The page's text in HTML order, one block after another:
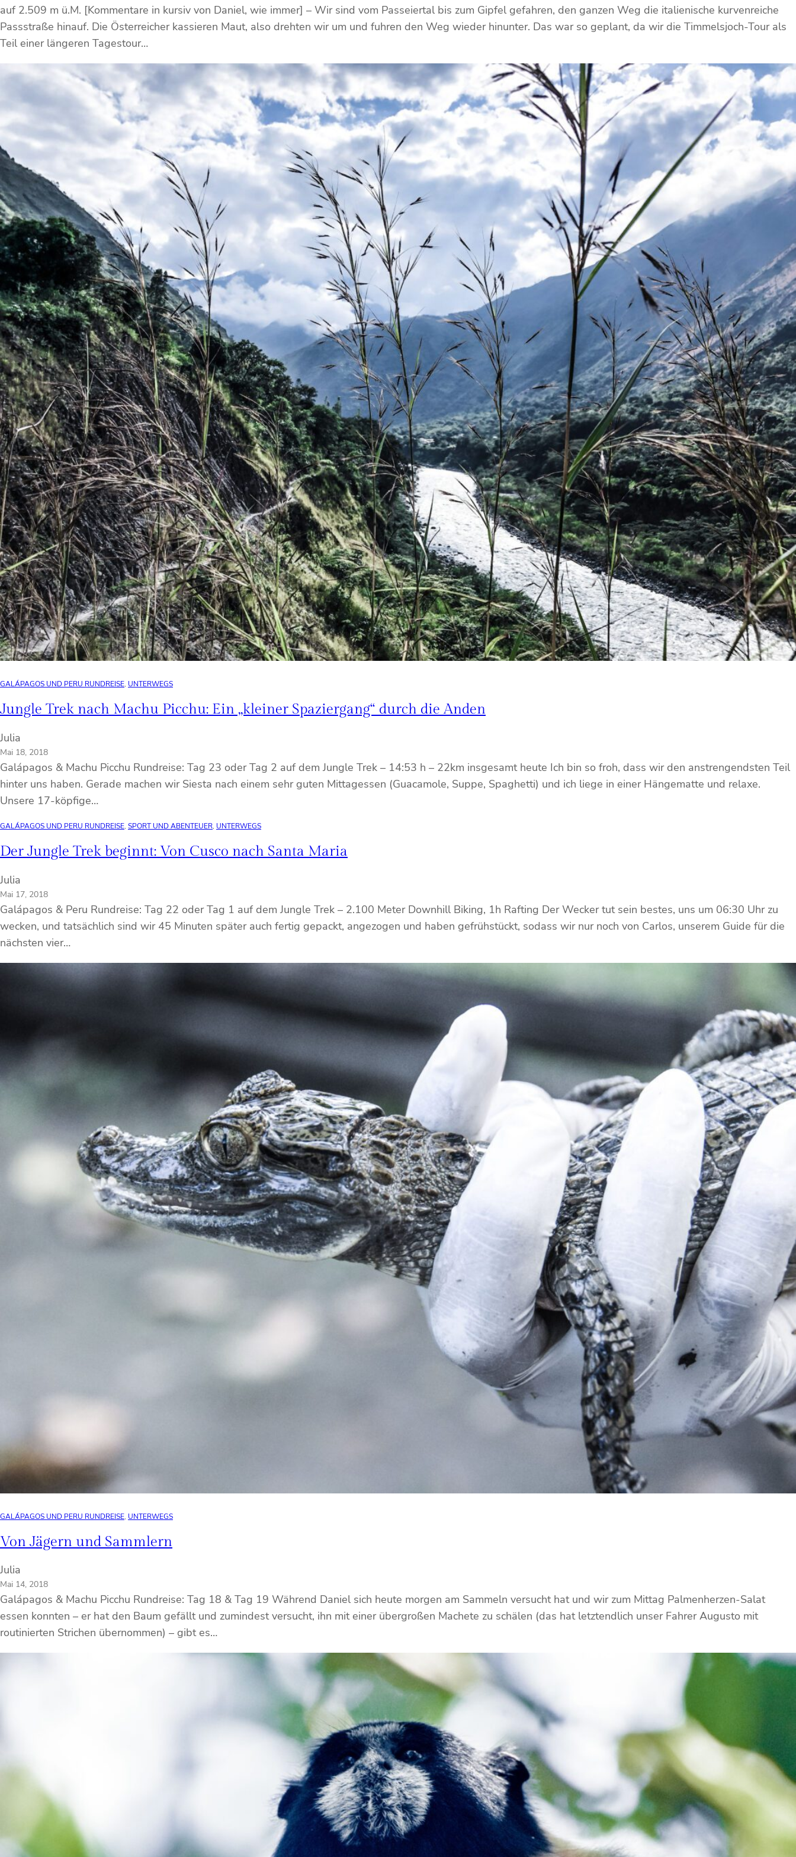
auf 2.509 m ü.M. [Kommentare in kursiv von Daniel, wie immer] – Wir sind vom Passeiertal bis zum Gipfel gefahren, den ganzen Weg die italienische kurvenreiche
Passstraße hinauf. Die Österreicher kassieren Maut, also drehten wir um und fuhren den Weg wieder hinunter. Das war so geplant, da wir die Timmelsjoch-Tour als
Teil einer längeren Tagestour…
GALÁPAGOS UND PERU RUNDREISE, UNTERWEGS
Jungle Trek nach Machu Picchu: Ein „kleiner Spaziergang“ durch die Anden
Julia
Mai 18, 2018
Galápagos & Machu Picchu Rundreise: Tag 23 oder Tag 2 auf dem Jungle Trek – 14:53 h – 22km insgesamt heute Ich bin so froh, dass wir den anstrengendsten Teil
hinter uns haben. Gerade machen wir Siesta nach einem sehr guten Mittagessen (Guacamole, Suppe, Spaghetti) und ich liege in einer Hängematte und relaxe.
Unsere 17-köpfige…
GALÁPAGOS UND PERU RUNDREISE, SPORT UND ABENTEUER, UNTERWEGS
Der Jungle Trek beginnt: Von Cusco nach Santa Maria
Julia
Mai 17, 2018
Galápagos & Peru Rundreise: Tag 22 oder Tag 1 auf dem Jungle Trek – 2.100 Meter Downhill Biking, 1h Rafting Der Wecker tut sein bestes, uns um 06:30 Uhr zu
wecken, und tatsächlich sind wir 45 Minuten später auch fertig gepackt, angezogen und haben gefrühstückt, sodass wir nur noch von Carlos, unserem Guide für die
nächsten vier…
GALÁPAGOS UND PERU RUNDREISE, UNTERWEGS
Von Jägern und Sammlern
Julia
Mai 14, 2018
Galápagos & Machu Picchu Rundreise: Tag 18 & Tag 19 Während Daniel sich heute morgen am Sammeln versucht hat und wir zum Mittag Palmenherzen-Salat
essen konnten – er hat den Baum gefällt und zumindest versucht, ihn mit einer übergroßen Machete zu schälen (das hat letztendlich unser Fahrer Augusto mit
routinierten Strichen übernommen) – gibt es…